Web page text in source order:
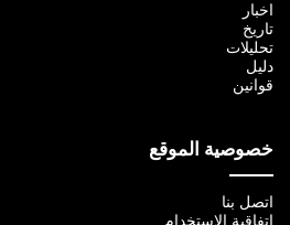
اخبار
تاريخ
تحليلات
دليل
قوانين
خصوصية الموقع
اتصل بنا
اتفاقية الإستخدام